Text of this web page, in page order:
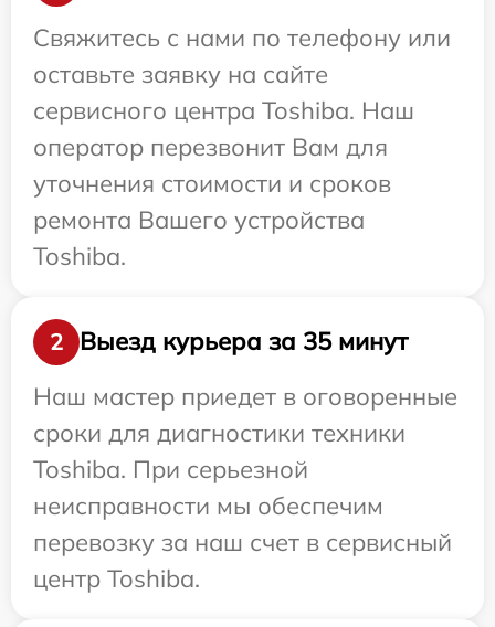
Свяжитесь с нами по телефону или
оставьте заявку на сайте
сервисного центра Toshiba. Наш
оператор перезвонит Вам для
уточнения стоимости и сроков
ремонта Вашего устройства
Toshiba.
2
Выезд курьера за 35 минут
Наш мастер приедет в оговоренные
сроки для диагностики техники
Toshiba. При серьезной
неисправности мы обеспечим
перевозку за наш счет в сервисный
центр Toshiba.